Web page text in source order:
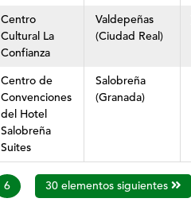
Centro
Cultural La
Confianza
Valdepeñas
(Ciudad Real)
Centro de
Convenciones
del Hotel
Salobreña
Suites
Salobreña
(Granada)
6 30 elementos siguientes